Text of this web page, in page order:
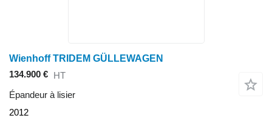
Wienhoff TRIDEM GÜLLEWAGEN
134.900 € HT
Épandeur à lisier
2012